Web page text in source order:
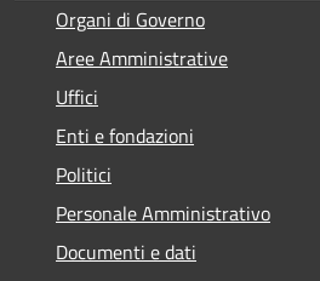
Organi di Governo
Aree Amministrative
Uffici
Enti e fondazioni
Politici
Personale Amministrativo
Documenti e dati